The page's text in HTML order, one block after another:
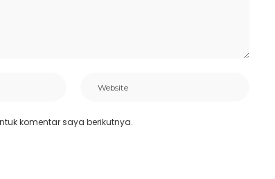
komentar saya berikutnya.